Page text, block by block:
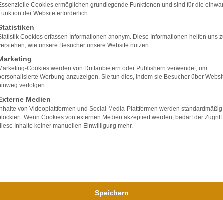
Diabetes und Übergewicht bei der
über 4000 Gramm.
von 4500 Gramm muss über die
knöchernen Geburtskanals behindert werden
Wehendystokie. Die Zervixdystokie bedeutet,
führt.
ausschließlich
verfügen über
Unfallfolgen und
Cookies ermöglichen grundlegende Funktionen und sind für die
der Website erforderlich.
Cookies erfassen Informationen anonym. Diese Informationen helfen uns
wie unsere Besucher unsere Website nutzen.
Cookies werden von Drittanbietern oder Publishern verwendet, um
Werbung anzuzeigen. Sie tun dies, indem sie Besucher über
verfolgen.
Medien
Inhalte von Videoplattformen und Social-Media-Plattformen werden standardmäßig
Wenn Cookies von externen Medien akzeptiert werden, bedarf der Zugriff
Inhalte keiner manuellen Einwilligung mehr.
Speichern